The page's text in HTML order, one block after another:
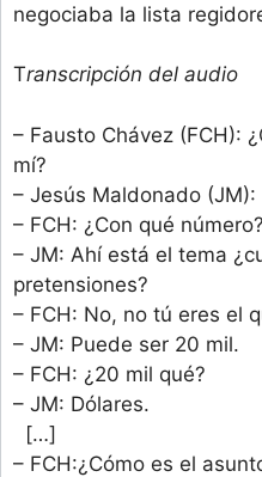
negociaba la lista
Transcripción del audio
– Fausto Chávez (FCH):
mí?
– Jesús Maldonado
– FCH: ¿Con qué número?
– JM: Ahí está el tema
pretensiones?
– FCH: No, no tú eres el
– JM: Puede ser 20 mil.
– FCH: ¿20 mil qué?
– JM: Dólares.
[…]
– FCH:¿Cómo es el